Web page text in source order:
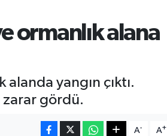
ormanlık alana
yangın çıktı.
zarar gördü.
A- A+